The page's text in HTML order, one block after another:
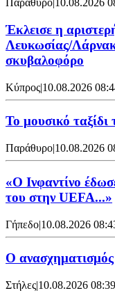
Παράθυρο|10.08.2026
Έκλεισε η
Λευκωσίας/
σκυβαλοφόρο
Κύπρος|10.08.2026
Το μουσικό
Παράθυρο|10.08.2026
«Ο Ινφαντίνο
του στην UEFA...»
Γήπεδο|10.08.2026
Ο ανασχηματισμός
Στήλες|10.08.2026 08:39